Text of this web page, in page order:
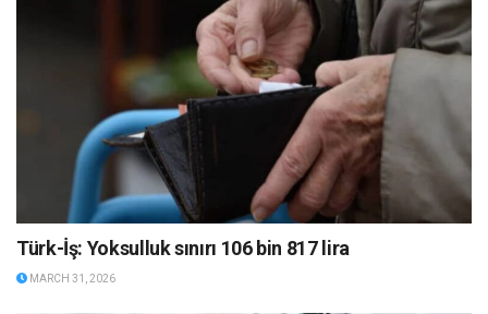
Türk-İş: Yoksulluk sınırı 106 bin 817 lira
MARCH 31, 2026